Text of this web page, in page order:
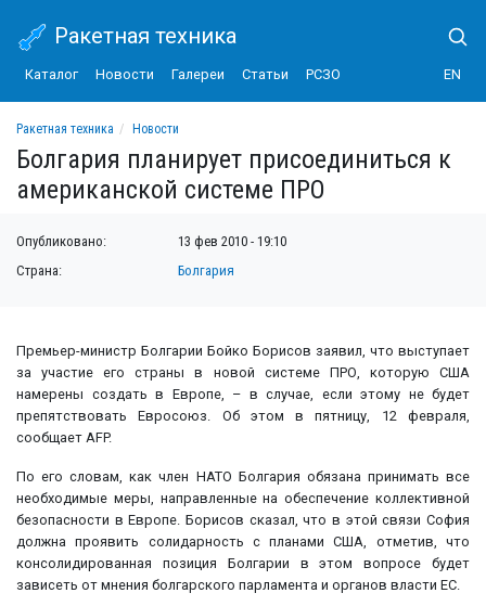
Ракетная техника
Каталог Новости Галереи Статьи РСЗО EN
Ракетная техника
Новости
Болгария планирует присоединиться к
американской системе ПРО
Опубликовано:
13 фев 2010 - 19:10
Страна:
Болгария
Премьер-министр Болгарии Бойко Борисов заявил, что выступает
за участие его страны в новой системе ПРО, которую США
намерены создать в Европе, – в случае, если этому не будет
препятствовать Евросоюз. Об этом в пятницу, 12 февраля,
сообщает AFP.
По его словам, как член НАТО Болгария обязана принимать все
необходимые меры, направленные на обеспечение коллективной
безопасности в Европе. Борисов сказал, что в этой связи София
должна проявить солидарность с планами США, отметив, что
консолидированная позиция Болгарии в этом вопросе будет
зависеть от мнения болгарского парламента и органов власти ЕС.